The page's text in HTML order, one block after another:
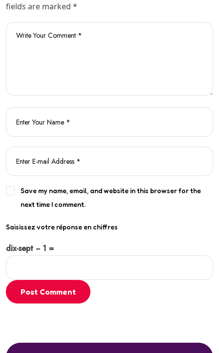
fields are marked *
Save my name, email, and website in this browser for the
next time I comment.
Saisissez votre réponse en chiffres
dix-sept − 1 =
Post Comment